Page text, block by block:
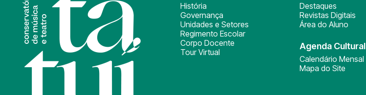
História
Governança
Unidades e Setores
Regimento Escolar
Corpo Docente
Tour Virtual
Destaques
Revistas Digitais
Área do Aluno
Agenda Cultural
Calendário Mensal
Mapa do Site